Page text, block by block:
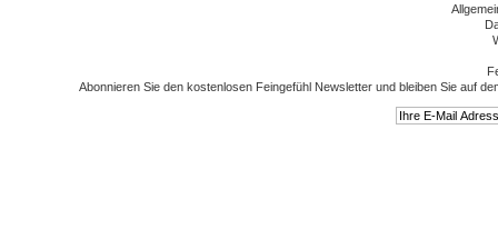
Abonnieren Sie den kostenlosen Feingefühl Newsletter und bleiben Sie auf